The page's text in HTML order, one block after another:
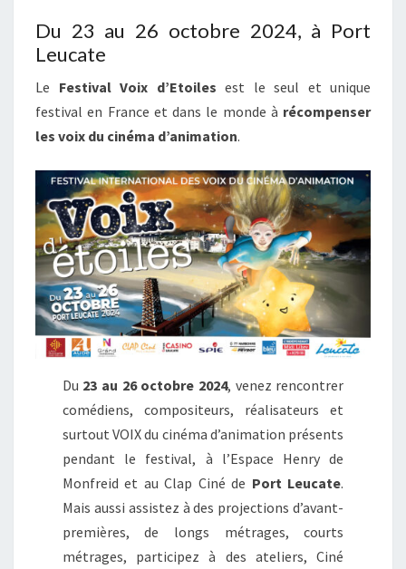
Du 23 au 26 octobre 2024, à Port
Leucate
Le Festival Voix d’Etoiles est le seul et unique
festival en France et dans le monde à récompenser
les voix du cinéma d’animation.
Du 23 au 26 octobre 2024, venez rencontrer
comédiens, compositeurs, réalisateurs et
surtout VOIX du cinéma d’animation présents
pendant le festival, à l’Espace Henry de
Monfreid et au Clap Ciné de Port Leucate.
Mais aussi assistez à des projections d’avant-
premières, de longs métrages, courts
métrages, participez à des ateliers, Ciné